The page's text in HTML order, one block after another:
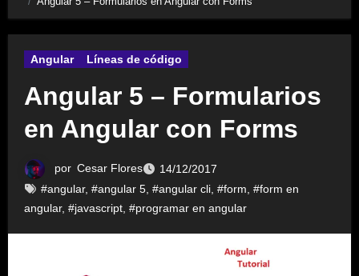
Angular Líneas de código
Angular 5 – Formularios
en Angular con Forms
por Cesar Flores
14/12/2017
#angular, #angular 5, #angular cli, #form #form en
angular, #javascript, #programar en angular